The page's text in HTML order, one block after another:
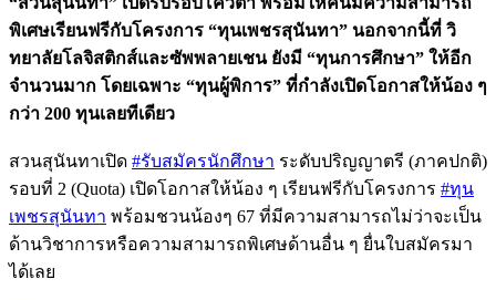
พิเศษเรียนฟรีกับโครงการ “ทุนเพชรสุนันทา” นอกจากนี้ที่ วิ
ทยาลัยโลจิสติกส์และซัพพลายเชน ยังมี “ทุนการศึกษา” ให้อีก
จำนวนมาก โดยเฉพาะ “ทุนผู้พิการ” ที่กำลังเปิดโอกาสให้น้อง ๆ
กว่า 200 ทุนเลยทีเดียว
สวนสุนันทาเปิด #รับสมัครนักศึกษา ระดับปริญญาตรี (ภาคปกติ)
รอบที่ 2 (Quota) เปิดโอกาสให้น้อง ๆ เรียนฟรีกับโครงการ #ทุน
เพชรสุนันทา พร้อมชวนน้องๆ 67 ที่มีความสามารถไม่ว่าจะเป็น
ด้านวิชาการหรือความสามารถพิเศษด้านอื่น ๆ ยื่นใบสมัครมา
ได้เลย